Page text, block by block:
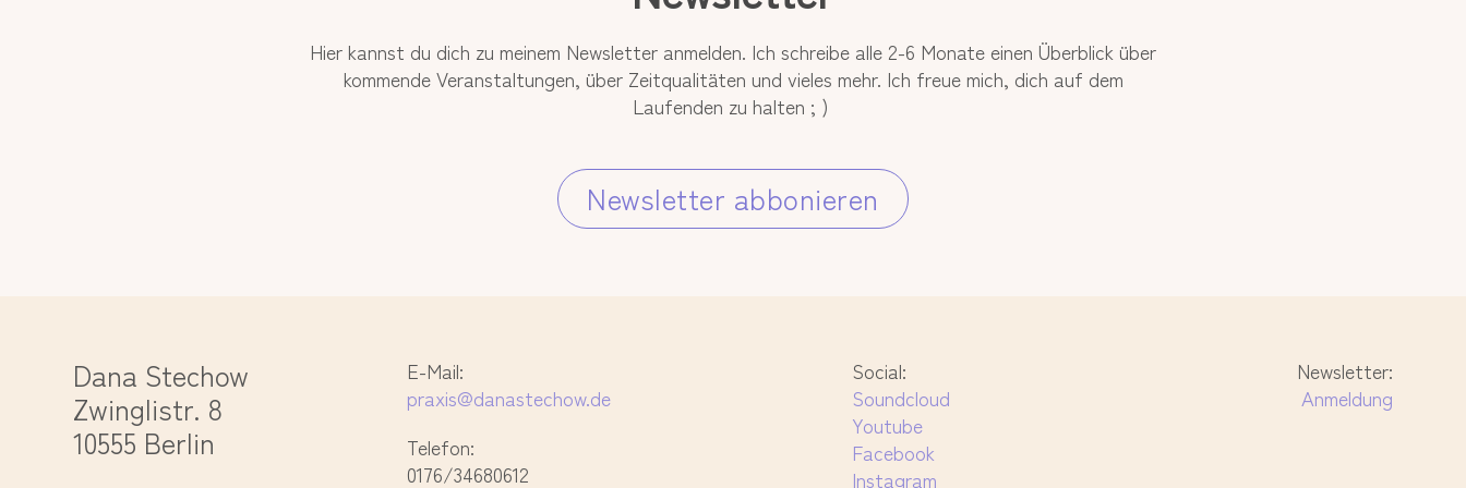
Hier kannst du dich zu meinem Newsletter anmelden. Ich schreibe alle 2-6 Monate einen Überblick über
kommende Veranstaltungen, über Zeitqualitäten und vieles mehr. Ich freue mich, dich auf dem
Laufenden zu halten ; )
Newsletter abbonieren
Dana Stechow
Zwinglistr. 8
10555 Berlin
E-Mail:
praxis@danastechow.de
Telefon:
0176/34680612
Social:
Soundcloud
Youtube
Facebook
Instagram
Newsletter:
Anmeldung